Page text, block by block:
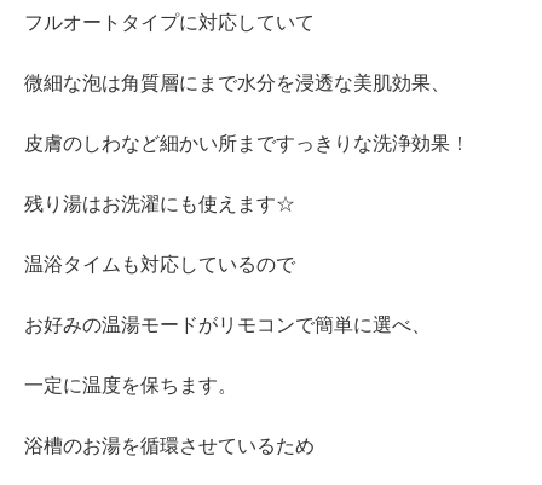
フルオートタイプに対応していて
微細な泡は角質層にまで水分を浸透な美肌効果、
皮膚のしわなど細かい所まですっきりな洗浄効果！
残り湯はお洗濯にも使えます☆
温浴タイムも対応しているので
お好みの温湯モードがリモコンで簡単に選べ、
一定に温度を保ちます。
浴槽のお湯を循環させているため